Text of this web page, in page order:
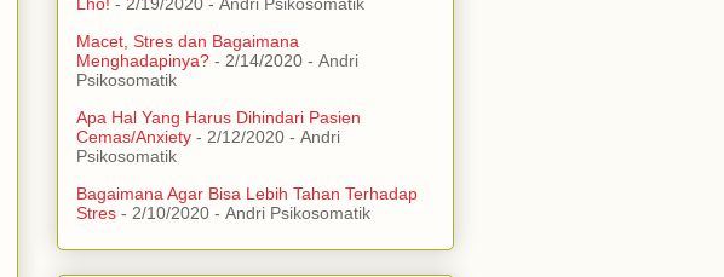
Lho! - 2/19/2020 - Andri Psikosomatik
Macet, Stres dan Bagaimana
Menghadapinya? - 2/14/2020 - Andri
Psikosomatik
Apa Hal Yang Harus Dihindari Pasien
Cemas/Anxiety - 2/12/2020 - Andri
Psikosomatik
Bagaimana Agar Bisa Lebih Tahan Terhadap
Stres - 2/10/2020 - Andri Psikosomatik